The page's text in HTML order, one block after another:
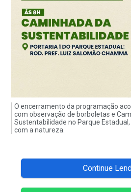
O encerramento da programação
com observação de borboletas e
Sustentabilidade no Parque
com a natureza.
Continue